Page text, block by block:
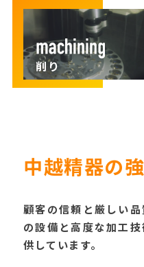
削り
中越精器の
顧客の信頼と厳しい
の設備と高度な加工
供しています。